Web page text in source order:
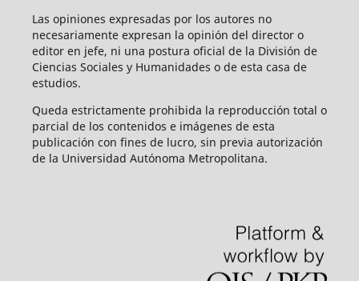
Las opiniones expresadas por los autores no
necesariamente expresan la opinión del director o
editor en jefe, ni una postura oficial de la División de
Ciencias Sociales y Humanidades o de esta casa de
estudios.
Queda estrictamente prohibida la reproducción total o
parcial de los contenidos e imágenes de esta
publicación con fines de lucro, sin previa autorización
de la Universidad Autónoma Metropolitana.